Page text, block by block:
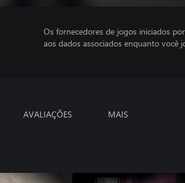
Os fornecedores de jogos iniciados
aos dados associados enquanto você
AVALIAÇÕES MAIS